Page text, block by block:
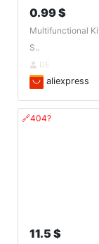
0.99 $
Multifunctional
S..
DE
aliexpress
🔗404?
11.5 $